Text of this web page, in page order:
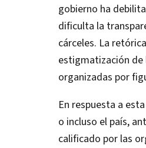
gobierno ha
dificulta la
cárceles. La
estigmatización de
organizadas por
En respuesta a
o incluso el país,
calificado por las